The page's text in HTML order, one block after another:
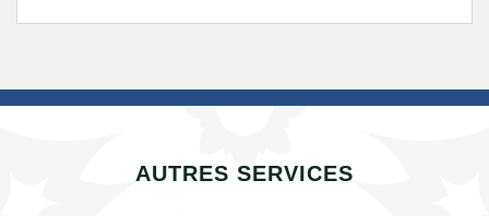
AUTRES SERVICES